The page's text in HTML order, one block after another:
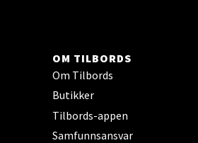
OM TILBORDS
Om Tilbords
Butikker
Tilbords-appen
Samfunnsansvar
Steinkjer